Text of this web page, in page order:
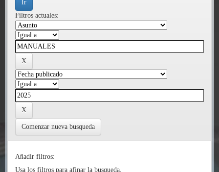
Filtros actuales:
Comenzar nueva busqueda
Añadir filtros:
Usa los filtros para afinar la busqueda.